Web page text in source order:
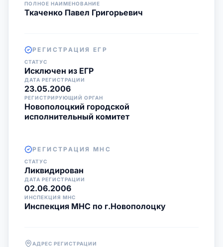
ПОЛНОЕ НАИМЕНОВАНИЕ
Ткаченко Павел Григорьевич
РЕГИСТРАЦИЯ ЕГР
СТАТУС
Исключен из ЕГР
ДАТА РЕГИСТРАЦИИ
23.05.2006
РЕГИСТРИРУЮЩИЙ ОРГАН
Новополоцкий городской
исполнительный комитет
РЕГИСТРАЦИЯ МНС
СТАТУС
Ликвидирован
ДАТА РЕГИСТРАЦИИ
02.06.2006
ИНСПЕКЦИЯ МНС
Инспекция МНС по г.Новополоцку
АДРЕС РЕГИСТРАЦИИ